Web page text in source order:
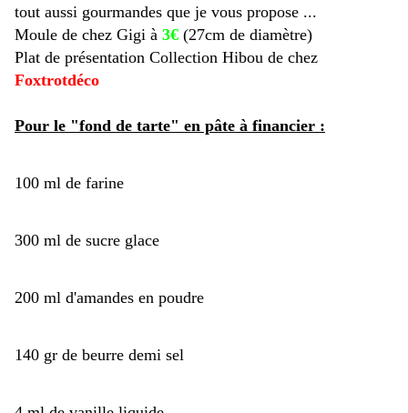
tout aussi gourmandes que je vous propose ...
Moule de chez Gigi à 3€ (27cm de diamètre)
Plat de présentation Collection Hibou de chez
Foxtrotdéco
Pour le "fond de tarte" en pâte à financier :
100 ml de farine
300 ml de sucre glace
200 ml d'amandes en poudre
140 gr de beurre demi sel